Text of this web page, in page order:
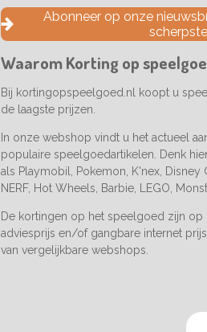
e
o
k
t
a
g
a
T
o
k
Abonneer op onze
Waarom Korting op
Bij kortingopspeelgoed.nl koopt u
de laagste prijzen.
In onze webshop vindt u het actueel
populaire speelgoedartikelen. Denk
als Playmobil, Pokemon, K'nex, Disney
NERF, Hot Wheels, Barbie, LEGO,
De kortingen op het speelgoed zijn op
adviesprijs en/of gangbare internet
van vergelijkbare webshops.